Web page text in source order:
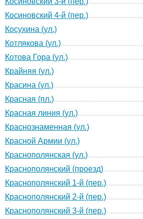
Косиновский 4-й (пер.)
Косухина (ул.)
Котлякова (ул.)
Котова Гора (ул.)
Крайняя (ул.)
Красина (ул.)
Красная (пл.)
Красная линия (ул.)
Краснознаменная (ул.)
Красной Армии (ул.)
Краснополянская (ул.)
Краснополянский (проезд)
Краснополянский 1-й (пер.)
Краснополянский 2-й (пер.)
Краснополянский 3-й (пер.)